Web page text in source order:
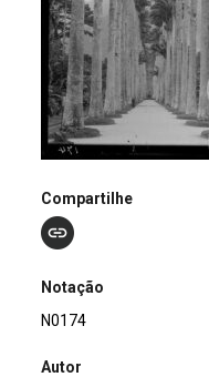
Compartilhe
Notação
N0174
Autor